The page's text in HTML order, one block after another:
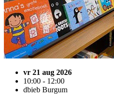
vr 21 aug 2026
10:00 - 12:00
dbieb Burgum